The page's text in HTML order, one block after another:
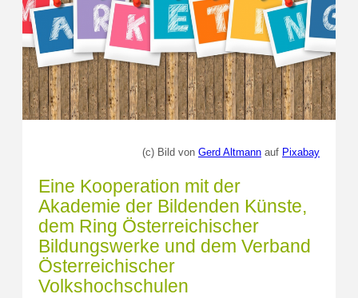
(c) Bild von Gerd Altmann auf Pixabay
Eine Kooperation mit der
Akademie der Bildenden Künste,
dem Ring Österreichischer
Bildungswerke und dem Verband
Österreichischer
Volkshochschulen